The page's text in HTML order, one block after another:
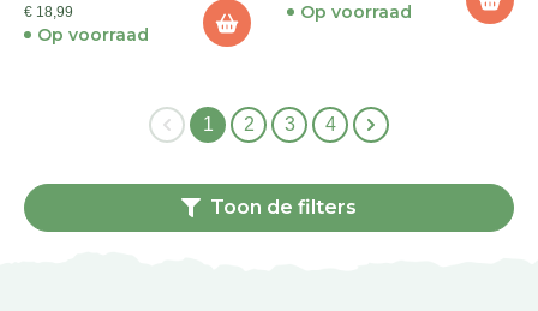
€ 18,99
Op voorraad
Op voorraad
1 2 3 4
Toon de filters